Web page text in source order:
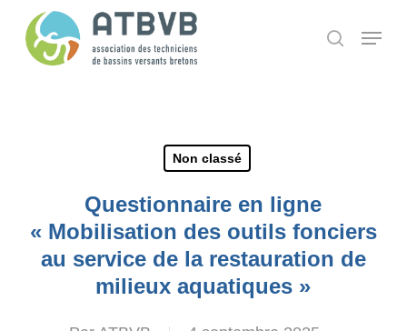
search
Menu
Non classé
Questionnaire en ligne
« Mobilisation des outils fonciers
au service de la restauration de
milieux aquatiques »
Panneau de gestion des cookies